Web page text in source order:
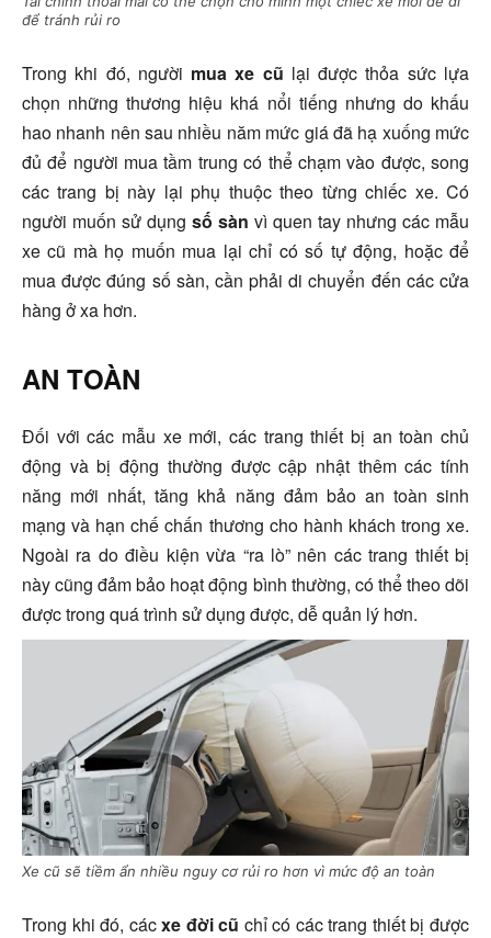
để tránh rủi ro
Trong khi đó, người mua xe cũ lại được thỏa sức lựa
chọn những thương hiệu khá nổi tiếng nhưng do khấu
hao nhanh nên sau nhiều năm mức giá đã hạ xuống mức
đủ để người mua tầm trung có thể chạm vào được, song
các trang bị này lại phụ thuộc theo từng chiếc xe. Có
người muốn sử dụng số sàn vì quen tay nhưng các mẫu
xe cũ mà họ muốn mua lại chỉ có số tự động, hoặc để
mua được đúng số sàn, cần phải di chuyển đến các cửa
hàng ở xa hơn.
AN TOÀN
Đối với các mẫu xe mới, các trang thiết bị an toàn chủ
động và bị động thường được cập nhật thêm các tính
năng mới nhất, tăng khả năng đảm bảo an toàn sinh
mạng và hạn chế chấn thương cho hành khách trong xe.
Ngoài ra do điều kiện vừa “ra lò” nên các trang thiết bị
này cũng đảm bảo hoạt động bình thường, có thể theo dõi
được trong quá trình sử dụng được, dễ quản lý hơn.
Xe cũ sẽ tiềm ẩn nhiều nguy cơ rủi ro hơn vì mức độ an toàn
Trong khi đó, cácxe đời cũ chỉ có các trang thiết bị được